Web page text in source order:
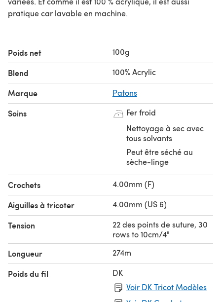
pratique car lavable en machine.
Poids net 100g
Blend 100% Acrylic
Marque Patons
Soins
Fer froid
Nettoyage à sec avec
tous solvants
Peut être séché au
sèche-linge
Crochets 4.00mm (F)
Aiguilles à tricoter 4.00mm (US 6)
Tension
22 des points de suture, 30
rows to 10cm/4"
Longueur 274m
Poids du fil
DK
Voir DK Tricot Modèles